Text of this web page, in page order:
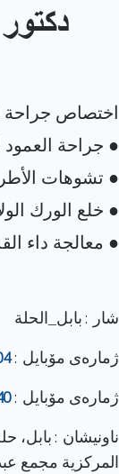
شار : بابل_الحلة
ژماره‌ی مۆبایل :
ژماره‌ی مۆبایل :
ناونيشان : بابل،
المركزية مجمع